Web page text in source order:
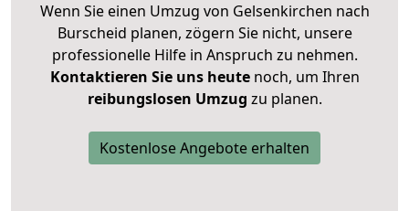
Wenn Sie einen Umzug von Gelsenkirchen nach
Burscheid planen, zögern Sie nicht, unsere
professionelle Hilfe in Anspruch zu nehmen.
Kontaktieren Sie uns heutenoch, um Ihren
reibungslosen Umzug zu planen.
Kostenlose Angebote erhalten